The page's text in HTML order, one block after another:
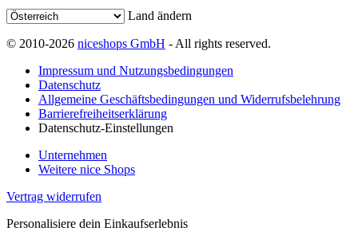
Land ändern
© 2010-2026 niceshops GmbH - All rights reserved.
Impressum und Nutzungsbedingungen
Datenschutz
Allgemeine Geschäftsbedingungen und Widerrufsbelehrung
Barrierefreiheitserklärung
Datenschutz-Einstellungen
Unternehmen
Weitere nice Shops
Vertrag widerrufen
Personalisiere dein Einkaufserlebnis